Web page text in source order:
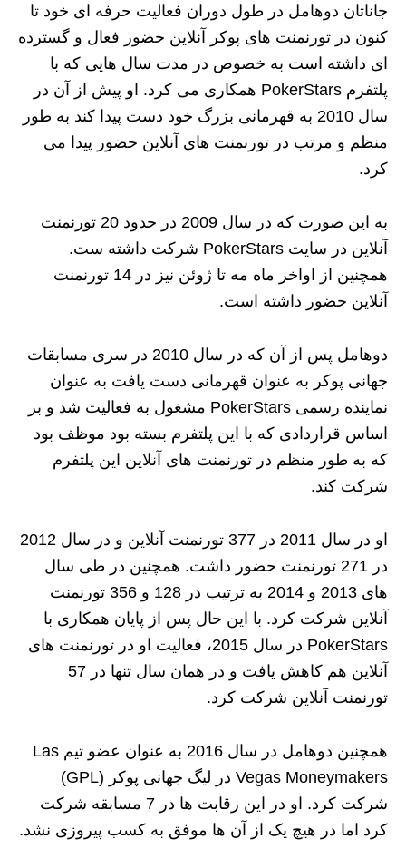
جاناتان دوهامل در طول دوران فعالیت حرفه ای خود تا
کنون در تورنمنت های پوکر آنلاین حضور فعال و گسترده
ای داشته است به خصوص در مدت سال هایی که با
پلتفرم PokerStars همکاری می کرد. او پیش از آن در
سال 2010 به قهرمانی بزرگ خود دست پیدا کند به طور
منظم و مرتب در تورنمنت های آنلاین حضور پیدا می
کرد.
به این صورت که در سال 2009 در حدود 20 تورنمنت
آنلاین در سایت PokerStars شرکت داشته ست.
همچنین از اواخر ماه مه تا ژوئن نیز در 14 تورنمنت
آنلاین حضور داشته است.
دوهامل پس از آن که در سال 2010 در سری مسابقات
جهانی پوکر به عنوان قهرمانی دست یافت به عنوان
نماینده رسمی PokerStars مشغول به فعالیت شد و بر
اساس قراردادی که با این پلتفرم بسته بود موظف بود
که به طور منظم در تورنمنت های آنلاین این پلتفرم
شرکت کند.
او در سال 2011 در 377 تورنمنت آنلاین و در سال 2012
در 271 تورنمنت حضور داشت. همچنین در طی سال
های 2013 و 2014 به ترتیب در 128 و 356 تورنمنت
آنلاین شرکت کرد. با این حال پس از پایان همکاری با
PokerStars در سال 2015، فعالیت او در تورنمنت‌ های
آنلاین هم کاهش یافت و در همان سال تنها در 57
تورنمنت آنلاین شرکت کرد.
همچنین دوهامل در سال 2016 به‌ عنوان عضو تیم Las
Vegas Moneymakers در لیگ جهانی پوکر (GPL)
شرکت کرد. او در این رقابت‌ ها در 7 مسابقه شرکت
کرد اما در هیچ‌ یک از آن‌ ها موفق به کسب پیروزی نشد.